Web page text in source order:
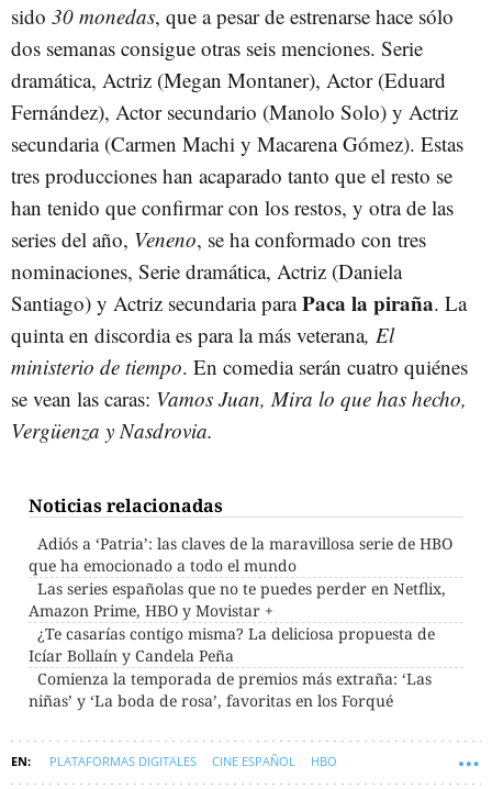
sido 30 monedas, que a pesar de estrenarse hace sólo
dos semanas consigue otras seis menciones. Serie
dramática, Actriz (Megan Montaner), Actor (Eduard
Fernández), Actor secundario (Manolo Solo) y Actriz
secundaria (Carmen Machi y Macarena Gómez). Estas
tres producciones han acaparado tanto que el resto se
han tenido que confirmar con los restos, y otra de las
series del año, Veneno, se ha conformado con tres
nominaciones, Serie dramática, Actriz (Daniela
Santiago) y Actriz secundaria paraPaca la piraña. La
quinta en discordia es para la más veterana, El
ministerio de tiempo. En comedia serán cuatro quiénes
se vean las caras: Vamos Juan, Mira lo que has hecho,
Vergüenza y Nasdrovia.
Noticias relacionadas
Adiós a ‘Patria’: las claves de la maravillosa serie de HBO
que ha emocionado a todo el mundo
Las series españolas que no te puedes perder en Netflix,
Amazon Prime, HBO y Movistar +
¿Te casarías contigo misma? La deliciosa propuesta de
Icíar Bollaín y Candela Peña
Comienza la temporada de premios más extraña: ‘Las
niñas’ y ‘La boda de rosa’, favoritas en los Forqué
PLATAFORMAS DIGITALES CINE ESPAÑOL HBO